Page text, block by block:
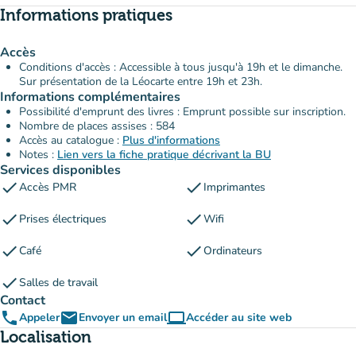
Informations pratiques
Accès
Conditions d'accès : Accessible à tous jusqu'à 19h et le dimanche.
Sur présentation de la Léocarte entre 19h et 23h.
Informations complémentaires
Possibilité d'emprunt des livres : Emprunt possible sur inscription.
Nombre de places assises : 584
Accès au catalogue : Plus d'informations
Notes : Lien vers la fiche pratique décrivant la BU
Services disponibles
checkAccès PMR check Imprimantes
check Prises électriques checkWifi
checkCafé checkOrdinateurs
checkSalles de travail
Contact
phoneAppeleremailEnvoyer un emailcomputerAccéder au site web
(nouvel onglet)
Localisation